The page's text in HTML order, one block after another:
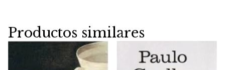
Productos similares